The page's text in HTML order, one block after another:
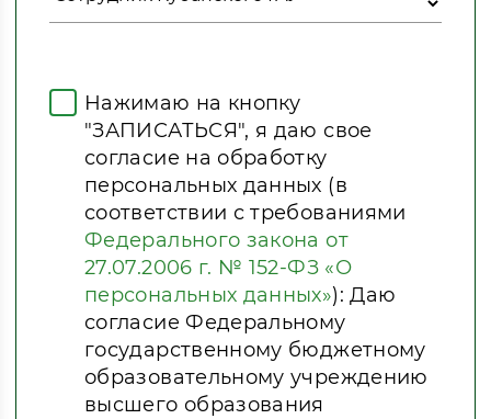
Нажимаю на кнопку
"ЗАПИСАТЬСЯ", я даю свое
согласие на обработку
персональных данных (в
соответствии с требованиями
Федерального закона от
27.07.2006 г. № 152-ФЗ «О
персональных данных»): Даю
согласие Федеральному
государственному бюджетному
образовательному учреждению
высшего образования